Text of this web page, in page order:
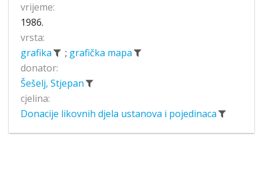
vrijeme:
1986.
vrsta:
grafika
; grafička mapa
donator:
Šešelj, Stjepan
cjelina:
Donacije likovnih djela ustanova i pojedinaca